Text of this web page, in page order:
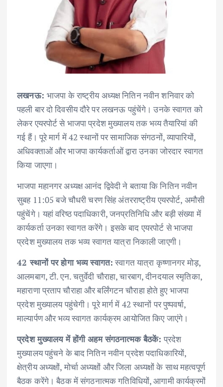
लखनऊ: भाजपा के राष्ट्रीय अध्यक्ष नितिन नवीन शनिवार को
पहली बार दो दिवसीय दौरे पर लखनऊ पहुंचेंगे। उनके स्वागत को
लेकर एयरपोर्ट से भाजपा प्रदेश मुख्यालय तक भव्य तैयारियां की
गई हैं। पूरे मार्ग में 42 स्थानों पर सामाजिक संगठनों, व्यापारियों,
अधिवक्ताओं और भाजपा कार्यकर्ताओं द्वारा उनका जोरदार स्वागत
किया जाएगा।
भाजपा महानगर अध्यक्ष आनंद द्विवेदी ने बताया कि नितिन नवीन
सुबह 11:05 बजे चौधरी चरण सिंह अंतरराष्ट्रीय एयरपोर्ट, अमौसी
पहुंचेंगे। यहां वरिष्ठ पदाधिकारी, जनप्रतिनिधि और बड़ी संख्या में
कार्यकर्ता उनका स्वागत करेंगे। इसके बाद एयरपोर्ट से भाजपा
प्रदेश मुख्यालय तक भव्य स्वागत यात्रा निकाली जाएगी।
42 स्थानों पर होगा भव्य स्वागत: स्वागत यात्रा कृष्णानगर मोड़,
आलमबाग, टी. एन. चतुर्वेदी चौराहा, चारबाग, दीनदयाल स्मृतिका,
महाराणा प्रताप चौराहा और बर्लिंगटन चौराहा होते हुए भाजपा
प्रदेश मुख्यालय पहुंचेगी। पूरे मार्ग में 42 स्थानों पर पुष्पवर्षा,
माल्यार्पण और भव्य स्वागत कार्यक्रम आयोजित किए जाएंगे।
प्रदेश मुख्यालय में होंगी अहम संगठनात्मक बैठकें: प्रदेश
मुख्यालय पहुंचने के बाद नितिन नवीन प्रदेश पदाधिकारियों,
क्षेत्रीय अध्यक्षों, मोर्चा अध्यक्षों और जिला अध्यक्षों के साथ महत्वपूर्ण
बैठक करेंगे। बैठक में संगठनात्मक गतिविधियों, आगामी कार्यक्रमों